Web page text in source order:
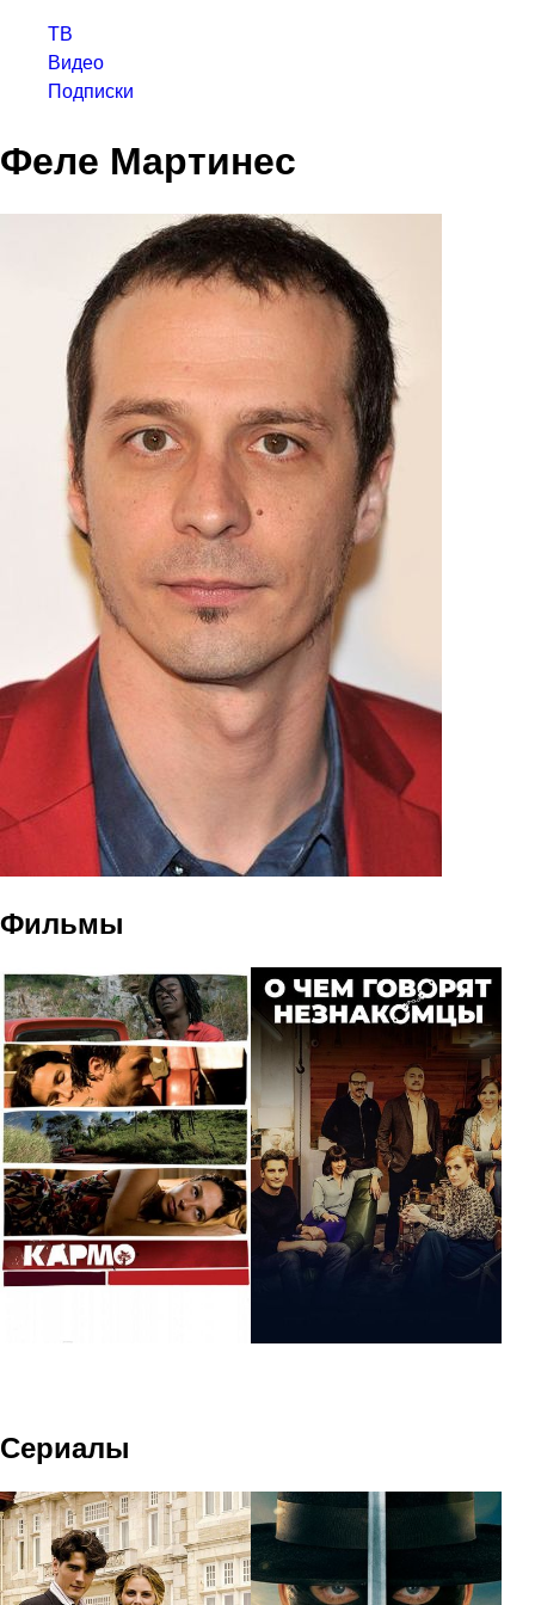
ТВ
Видео
Подписки
Феле Мартинес
Фильмы
Сериалы